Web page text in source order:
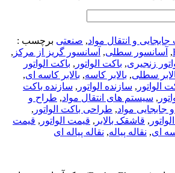
جابجایی و انتقال مواد, صنعتی برچسب :
, آسانسور سطلی, آسانسور گریز از مرکز ,
زنجیری, باکت الواتور , باکت الواتور
سطلی, بالابر کاسه, بالابر کاسه ای,
الواتور , سازنده الواتور , سازنده باکت
, سیستم های انتقال مواد, طراح و
جابجایی مواد, طراحی باکت الواتور ,
, قاشقک بالابر , قیمت الواتور , قیمت
ای, نقاله پیاله, نقاله پیاله ای